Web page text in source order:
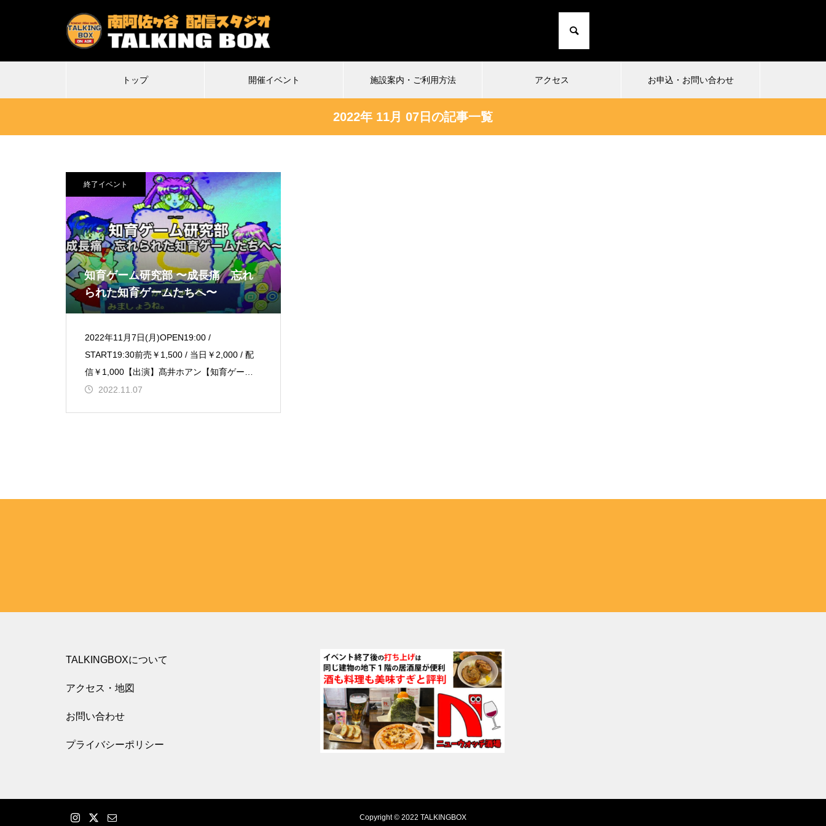
トップ 開催イベント 施設案内・ご利用方法 アクセス お申込・お問い合わせ
受付中
2026.07.07
特殊平場ライブ「気付けば魔界に
転生していた僕たちの1日目は多分
こんな感じ」
2026.07.04
Δ(デルタ)6
2022年 11月 07日の記事一覧
終了イベント
知育ゲーム研究部 〜成長痛 忘れ
られた知育ゲームたちへ〜
2022年11月7日(月)OPEN19:00 /
START19:30前売￥1,500 / 当日￥2,000 / 配
信￥1,000【出演】髙井ホアン【知育ゲーム
の持ち主】山崎尚哉ポケ
2022.11.07
TALKINGBOXについて
アクセス・地図
お問い合わせ
プライバシーポリシー
Copyright © 2022 TALKINGBOX